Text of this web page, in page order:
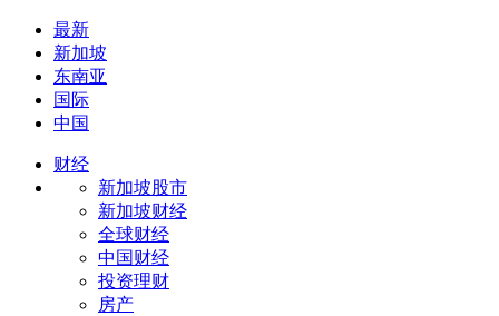
最新
新加坡
东南亚
国际
中国
财经
新加坡股市
新加坡财经
全球财经
中国财经
投资理财
房产